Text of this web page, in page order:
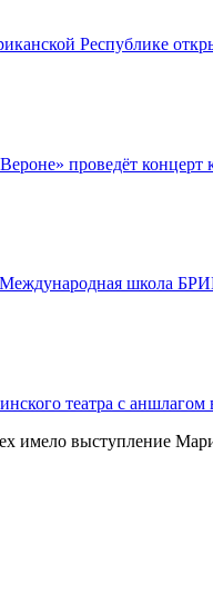
Республике
проведёт
Международная школа
театра с
имело выступление